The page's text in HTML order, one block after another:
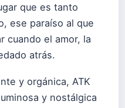
que es tanto
ese paraíso al que
cuando el amor, la
atrás.
y orgánica, ATK
y nostálgica